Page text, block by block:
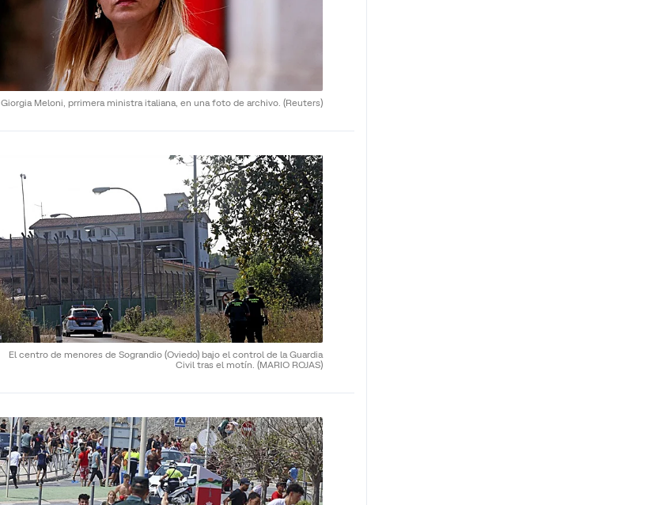
Giorgia Meloni, prrimera ministra italiana, en una foto de archivo. (Reuters)
El centro de menores de Sograndio (Oviedo) bajo el control de la Guardia
Civil tras el motín. (MARIO ROJAS)